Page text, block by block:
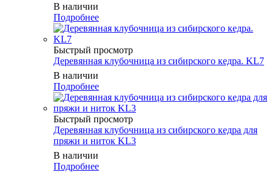
В наличии
Подробнее
Быстрый просмотр
Деревянная клубочница из сибирского кедра. KL7
В наличии
Подробнее
Быстрый просмотр
Деревянная клубочница из сибирского кедра для
пряжи и ниток KL3
В наличии
Подробнее